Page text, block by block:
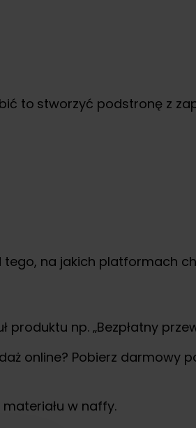
to stworzyć podstronę z
na jakich platformach
np. „Bezpłatny
online? Pobierz darmowy
w naffy.